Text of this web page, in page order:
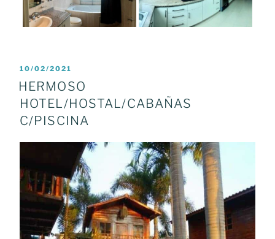
POSTED
ON
10/02/2021
HERMOSO
HOTEL/HOSTAL/CABAÑAS
C/PISCINA